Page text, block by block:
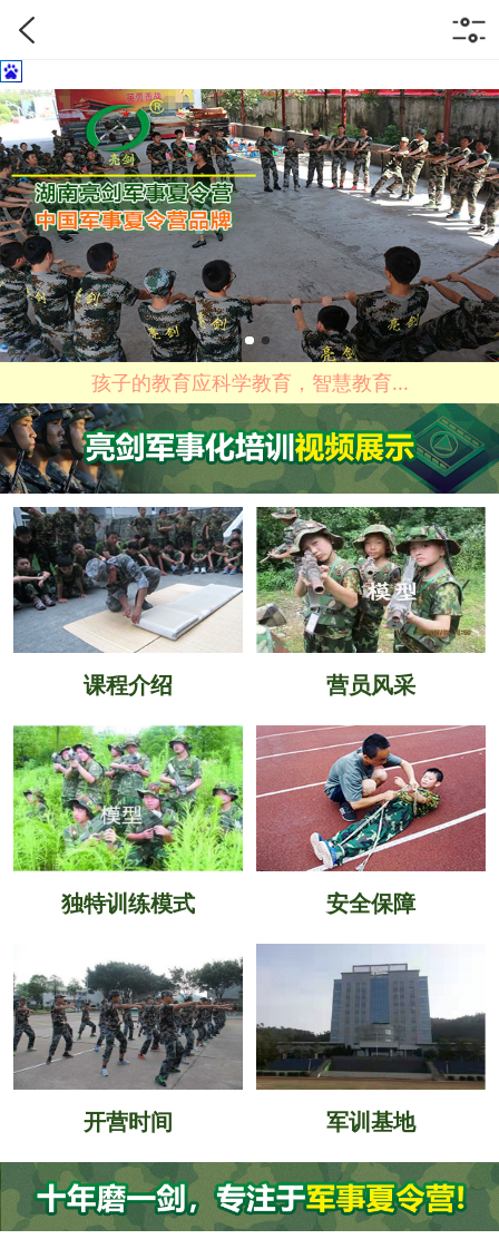
孩子的教育应科学教育，智慧教育...
课程介绍 营员风采
独特训练模式 安全保障
开营时间 军训基地